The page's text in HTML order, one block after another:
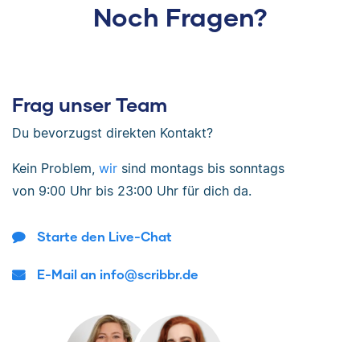
Noch Fragen?
Frag unser Team
Du bevorzugst direkten Kontakt?
Kein Problem, wir sind montags bis sonntags
von 9:00 Uhr bis 23:00 Uhr für dich da.
Starte den Live-Chat
E-Mail an info@scribbr.de